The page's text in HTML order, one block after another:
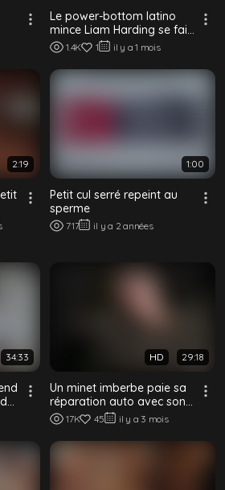
Le power-bottom latino
mince Liam Harding se fait
baiser brutalement par
deux stud...
1.4K 1 il y a 1 mois
2:19 1:00
Petit cul serré repeint au
sperme
717 il y a 2 années
34:33 HD 29:18
Un minet imberbe paie sa
réparation auto avec son
petit cul serré – Baise crue
par...
17K 45 il y a 3 mois